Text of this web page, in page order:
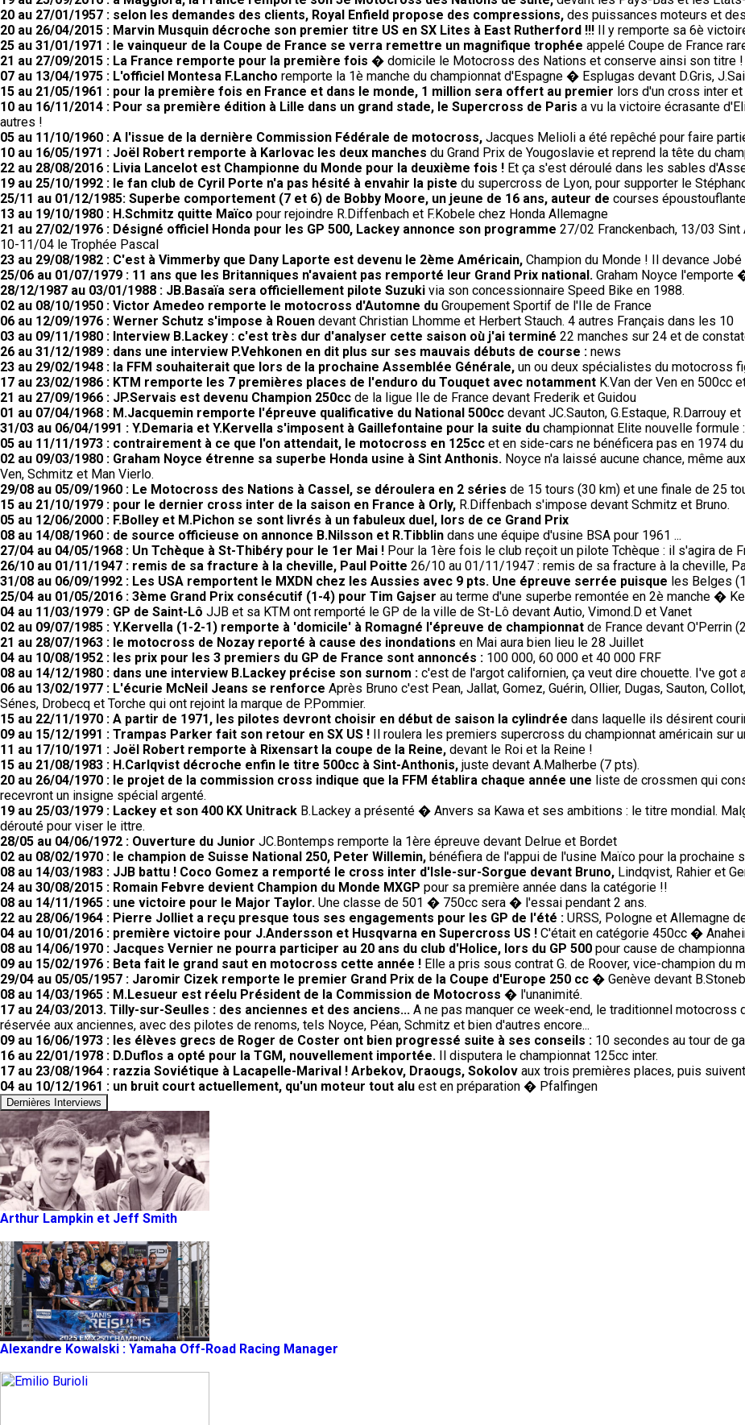
20 au 27/01/1957 : selon les demandes des clients, Royal Enfield propose des compressions, des puissances moteurs et
20 au 26/04/2015 : Marvin Musquin décroche son premier titre US en SX Lites à East Rutherford !!!
Il y remporte sa 6è
25 au 31/01/1971 : le vainqueur de la Coupe de France se verra remettre un magnifique trophée appelé Coupe de France
21 au 27/09/2015 : La France remporte pour la première fois � domicile le Motocross des Nations et conserve ainsi son titre !
07 au 13/04/1975 : L'officiel Montesa F.Lancho remporte la 1è manche du championnat d'Espagne � Esplugas devant D.Gris,
15 au 21/05/1961 : pour la première fois en France et dans le monde, 1 million sera offert au premier lors d'un cross inter
10 au 16/11/2014 : Pour sa première édition à Lille dans un grand stade, le Supercross de Paris a vu la victoire écrasante
autres !
05 au 11/10/1960 : A l'issue de la dernière Commission Fédérale de motocross, Jacques Melioli a été repêché pour faire
10 au 16/05/1971 : Joël Robert remporte à Karlovac les deux manches du Grand Prix de Yougoslavie et reprend la tête du
22 au 28/08/2016 : Livia Lancelot est Championne du Monde pour la deuxième fois ! Et ça s'est déroulé dans les sables
19 au 25/10/1992 : le fan club de Cyril Porte n'a pas hésité à envahir la piste du supercross de Lyon, pour supporter le
25/11 au 01/12/1985: Superbe comportement (7 et 6) de Bobby Moore, un jeune de 16 ans, auteur de courses
13 au 19/10/1980 : H.Schmitz quitte Maïco pour rejoindre R.Diffenbach et F.Kobele chez Honda Allemagne
21 au 27/02/1976 : Désigné officiel Honda pour les GP 500, Lackey annonce son programme 27/02 Franckenbach, 13/03
10-11/04 le Trophée Pascal
23 au 29/08/1982 : C'est à Vimmerby que Dany Laporte est devenu le 2ème Américain, Champion du Monde ! Il devance Jobé
25/06 au 01/07/1979 : 11 ans que les Britanniques n'avaient pas remporté leur Grand Prix national. Graham Noyce l'emporte
28/12/1987 au 03/01/1988 : JB.Basaïa sera officiellement pilote Suzuki via son concessionnaire Speed Bike en 1988.
02 au 08/10/1950 : Victor Amedeo remporte le motocross d'Automne du Groupement Sportif de l'Ile de France
06 au 12/09/1976 : Werner Schutz s'impose à Rouen devant Christian Lhomme et Herbert Stauch. 4 autres Français dans les 10
03 au 09/11/1980 : Interview B.Lackey : c'est très dur d'analyser cette saison où j'ai terminé 22 manches sur 24 et de
26 au 31/12/1989 : dans une interview P.Vehkonen en dit plus sur ses mauvais débuts de course : news
23 au 29/02/1948 : la FFM souhaiterait que lors de la prochaine Assemblée Générale, un ou deux spécialistes du motocross
17 au 23/02/1986 : KTM remporte les 7 premières places de l'enduro du Touquet avec notamment K.Van der Ven en 500cc
21 au 27/09/1966 : JP.Servais est devenu Champion 250cc de la ligue Ile de France devant Frederik et Guidou
01 au 07/04/1968 : M.Jacquemin remporte l'épreuve qualificative du National 500cc devant JC.Sauton, G.Estaque, R.Darrouy et
31/03 au 06/04/1991 : Y.Demaria et Y.Kervella s'imposent à Gaillefontaine pour la suite du championnat Elite nouvelle formule
05 au 11/11/1973 : contrairement à ce que l'on attendait, le motocross en 125cc et en side-cars ne bénéficera pas en 1974
02 au 09/03/1980 : Graham Noyce étrenne sa superbe Honda usine à Sint Anthonis. Noyce n'a laissé aucune chance, même
Ven, Schmitz et Man Vierlo.
29/08 au 05/09/1960 : Le Motocross des Nations à Cassel, se déroulera en 2 séries de 15 tours (30 km) et une finale de 25
15 au 21/10/1979 : pour le dernier cross inter de la saison en France à Orly, R.Diffenbach s'impose devant Schmitz et Bruno.
05 au 12/06/2000 : F.Bolley et M.Pichon se sont livrés à un fabuleux duel, lors de ce Grand Prix
08 au 14/08/1960 : de source officieuse on annonce B.Nilsson et R.Tibblin dans une équipe d'usine BSA pour 1961 ...
27/04 au 04/05/1968 : Un Tchèque à St-Thibéry pour le 1er Mai ! Pour la 1ère fois le club reçoit un pilote Tchèque : il s'agira de
26/10 au 01/11/1947 : remis de sa fracture à la cheville, Paul Poitte 26/10 au 01/11/1947 : remis de sa fracture à la cheville,
31/08 au 06/09/1992 : Les USA remportent le MXDN chez les Aussies avec 9 pts. Une épreuve serrée puisque les Belges
25/04 au 01/05/2016 : 3ème Grand Prix consécutif (1-4) pour Tim Gajser au terme d'une superbe remontée en 2è manche �
04 au 11/03/1979 : GP de Saint-Lô JJB et sa KTM ont remporté le GP de la ville de St-Lô devant Autio, Vimond.D et Vanet
02 au 09/07/1985 : Y.Kervella (1-2-1) remporte à 'domicile' à Romagné l'épreuve de championnat de France devant O'Perrin
21 au 28/07/1963 : le motocross de Nozay reporté à cause des inondations en Mai aura bien lieu le 28 Juillet
04 au 10/08/1952 : les prix pour les 3 premiers du GP de France sont annoncés : 100 000, 60 000 et 40 000 FRF
08 au 14/12/1980 : dans une interview B.Lackey précise son surnom : c'est de l'argot californien, ça veut dire chouette. I've got
06 au 13/02/1977 : L'écurie McNeil Jeans se renforce Après Bruno c'est Pean, Jallat, Gomez, Guérin, Ollier, Dugas, Sauton,
Sénes, Drobecq et Torche qui ont rejoint la marque de P.Pommier.
15 au 22/11/1970 : A partir de 1971, les pilotes devront choisir en début de saison la cylindrée dans laquelle ils désirent
09 au 15/12/1991 : Trampas Parker fait son retour en SX US ! Il roulera les premiers supercross du championnat américain sur
11 au 17/10/1971 : Joël Robert remporte à Rixensart la coupe de la Reine, devant le Roi et la Reine !
15 au 21/08/1983 : H.Carlqvist décroche enfin le titre 500cc à Sint-Anthonis, juste devant A.Malherbe (7 pts).
20 au 26/04/1970 : le projet de la commission cross indique que la FFM établira chaque année une liste de crossmen qui
recevront un insigne spécial argenté.
19 au 25/03/1979 : Lackey et son 400 KX Unitrack B.Lackey a présenté � Anvers sa Kawa et ses ambitions : le titre mondial.
dérouté pour viser le ittre.
28/05 au 04/06/1972 : Ouverture du Junior JC.Bontemps remporte la 1ère épreuve devant Delrue et Bordet
02 au 08/02/1970 : le champion de Suisse National 250, Peter Willemin, bénéfiera de l'appui de l'usine Maïco pour la prochaine
08 au 14/03/1983 : JJB battu ! Coco Gomez a remporté le cross inter d'Isle-sur-Sorgue devant Bruno, Lindqvist, Rahier et
24 au 30/08/2015 : Romain Febvre devient Champion du Monde MXGP pour sa première année dans la catégorie !!
08 au 14/11/1965 : une victoire pour le Major Taylor. Une classe de 501 � 750cc sera � l'essai pendant 2 ans.
22 au 28/06/1964 : Pierre Jolliet a reçu presque tous ses engagements pour les GP de l'été : URSS, Pologne et Allemagne
04 au 10/01/2016 : première victoire pour J.Andersson et Husqvarna en Supercross US ! C'était en catégorie 450cc �
08 au 14/06/1970 : Jacques Vernier ne pourra participer au 20 ans du club d'Holice, lors du GP 500 pour cause de
09 au 15/02/1976 : Beta fait le grand saut en motocross cette année ! Elle a pris sous contrat G. de Roover, vice-champion du
29/04 au 05/05/1957 : Jaromir Cizek remporte le premier Grand Prix de la Coupe d'Europe 250 cc � Genève devant
08 au 14/03/1965 : M.Lesueur est réelu Président de la Commission de Motocross � l'unanimité.
17 au 24/03/2013. Tilly-sur-Seulles : des anciennes et des anciens... A ne pas manquer ce week-end, le traditionnel
réservée aux anciennes, avec des pilotes de renoms, tels Noyce, Péan, Schmitz et bien d'autres encore...
09 au 16/06/1973 : les élèves grecs de Roger de Coster ont bien progressé suite à ses conseils : 10 secondes au tour de
16 au 22/01/1978 : D.Duflos a opté pour la TGM, nouvellement importée. Il disputera le championnat 125cc inter.
17 au 23/08/1964 : razzia Soviétique à Lacapelle-Marival ! Arbekov, Draougs, Sokolov aux trois premières places, puis
04 au 10/12/1961 : un bruit court actuellement, qu'un moteur tout alu est en préparation � Pfalfingen
Dernières Interviews
Arthur Lampkin et Jeff Smith
Alexandre Kowalski : Yamaha Off-Road Racing Manager